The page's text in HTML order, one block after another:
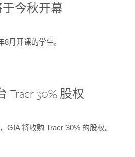
于今秋开幕
月开课的学生。
Tracr 30% 股权
将收购 Tracr 30% 的股权。